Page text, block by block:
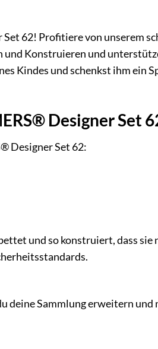
62! Profitiere von unserem
und Konstruieren und
Kindes und schenkst ihm ein
Designer Set
Designer Set 62:
und so konstruiert, dass sie
deine Sammlung erweitern und